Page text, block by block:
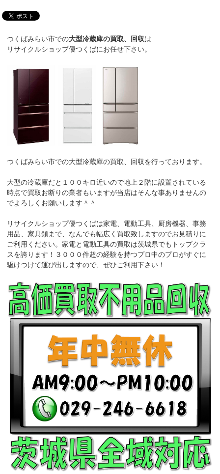
つくばみらい市での大型冷蔵庫の買取、回収は
リサイクルショップ優つくばにお任せ下さい。
つくばみらい市での大型冷蔵庫の買取、回収を行っております。
大型の冷蔵庫だと１００キロ近いので地上２階に設置されている
時点で買取お断りの業者もいますが当店はそんな事ありませんの
でよろしくお願いします＾＾
リサイクルショップ優つくばは家電、電動工具、厨房機器、事務
用品、家具類まで、なんでも幅広く買取致しますのでお見積りに
ご利用ください。家電と電動工具の買取は茨城県でもトップクラ
スを誇ります！３０００件超の経験を持つプロ中のプロがすぐに
駆けつけて運び出しますので、ぜひご利用下さい！